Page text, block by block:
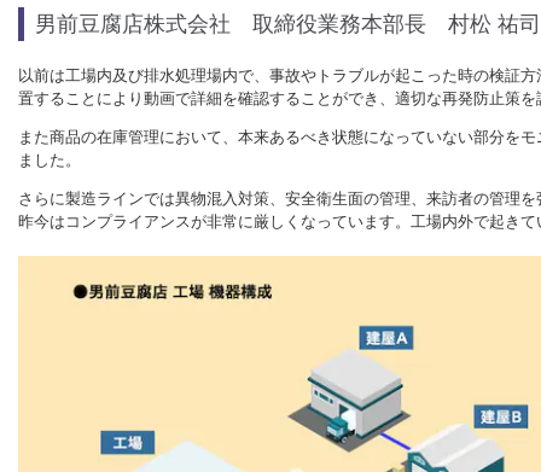
男前豆腐店株式会社 取締役業務本部長 村松 祐
以前は工場内及び排水処理場内で、事故やトラブルが起こった時の検証
置することにより動画で詳細を確認することができ、適切な再発防止策
また商品の在庫管理において、本来あるべき状態になっていない部分を
ました。
さらに製造ラインでは異物混入対策、安全衛生面の管理、来訪者の管理
昨今はコンプライアンスが非常に厳しくなっています。工場内外で起き